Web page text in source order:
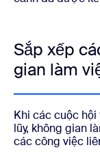
Sắp xếp
gian làm
Khi các cuộc
lũy, không gian
các công việc